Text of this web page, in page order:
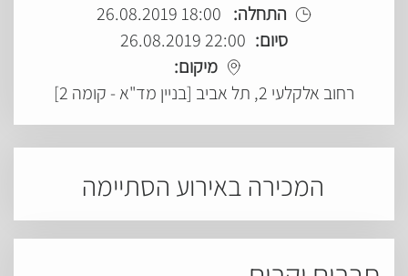
התחלה: 18:00 26.08.2019
סיום: 22:00 26.08.2019
מיקום:
רחוב אלקלעי 2, תל אביב [בניין מד"א - קומה 2]
המכירה באירוע הסתיימה